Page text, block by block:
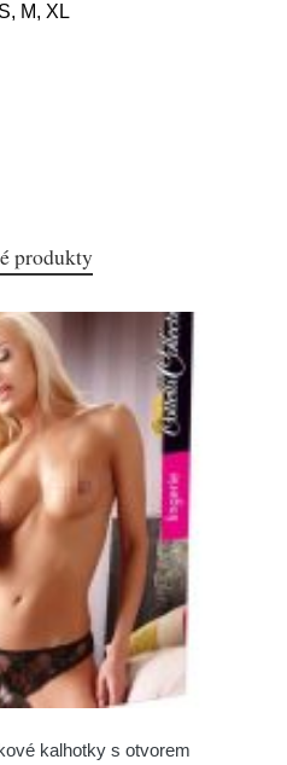
M, XL
produkty
kalhotky s otvorem